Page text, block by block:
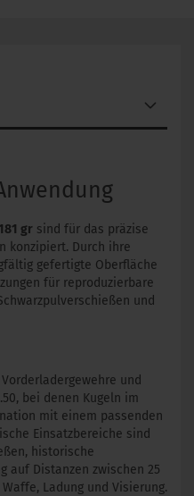
gr sind für das präzise
konzipiert. Durch ihre
gefertigte Oberfläche
für reproduzierbare
und
und
bei denen Kugeln im
mit einem passenden
Einsatzbereiche sind
historische
auf Distanzen zwischen 25
Ladung und Visierung.